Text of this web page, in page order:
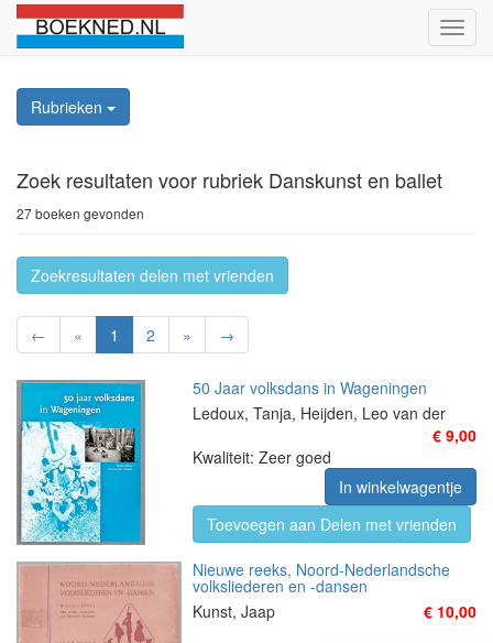
Rubrieken
Zoek resultaten voor rubriek Danskunst en ballet
27 boeken gevonden
Zoekresultaten delen met vrienden
← « 1 2 » →
50 Jaar volksdans in Wageningen
Ledoux, Tanja, Heijden, Leo van der
€ 9,00
Kwaliteit: Zeer goed
In winkelwagentje
Toevoegen aan Delen met vrienden
Nieuwe reeks, Noord-Nederlandsche
volksliederen en -dansen
Kunst, Jaap
€ 10,00